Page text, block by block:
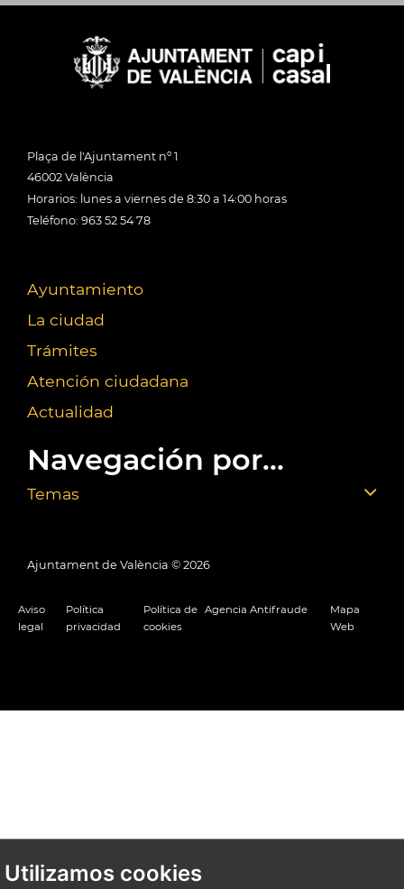
Utilizamos cookies
Plaça de l'Ajuntament nº 1
46002 València
Horarios: lunes a viernes de 8:30 a 14:00 horas
Teléfono: 963 52 54 78
Ayuntamiento
La ciudad
Trámites
Atención ciudadana
Actualidad
Navegación por...
Temas
Ajuntament de València © 2026
Aviso
legal
Política
privacidad
Política de
cookies
Agencia Antifraude
Mapa
Web